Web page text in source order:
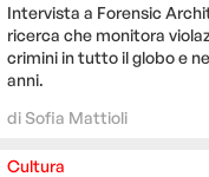
Intervista a Forensic
ricerca che monitora
crimini in tutto il globo e
anni.
diSofia Mattioli
Cultura